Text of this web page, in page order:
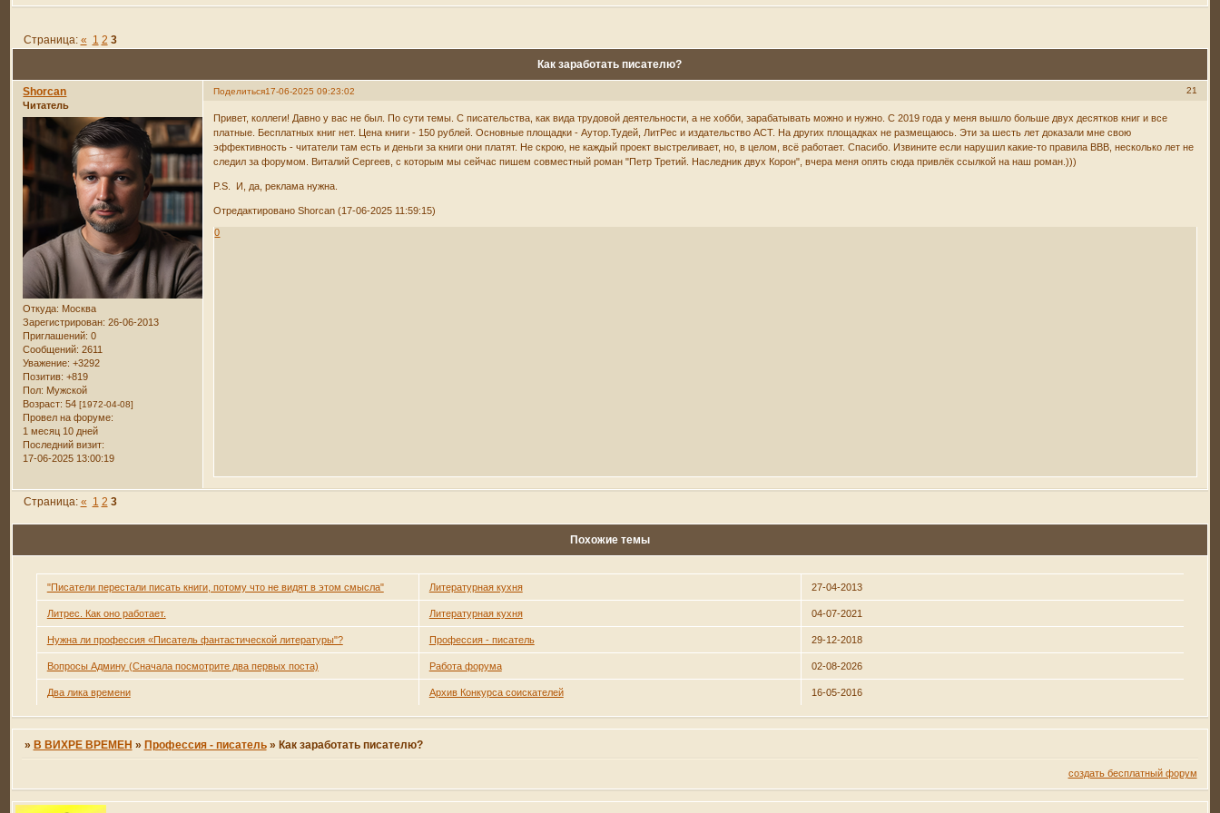
Как заработать писателю?
Страница: « 1 2 3
Поделиться 21
17-06-2025 09:23:02
Shorcan
Читатель
Откуда: Москва
Зарегистрирован: 26-06-2013
Приглашений: 0
Сообщений: 2611
Уважение: +3292
Позитив: +819
Пол: Мужской
Возраст: 54[1972-04-08]
Провел на форуме:
1 месяц 10 дней
Последний визит:
17-06-2025 13:00:19
Привет, коллеги! Давно у вас не был. По сути темы. С писательства, как вида трудовой деятельности, а не хобби, зарабатывать можно и нужно. С 2019 года у меня вышло больше двух десятков книг и все
платные. Бесплатных книг нет. Цена книги - 150 рублей. Основные площадки - Аутор.Тудей, ЛитРес и издательство АСТ. На других площадках не размещаюсь. Эти за шесть лет доказали мне свою
эффективность - читатели там есть и деньги за книги они платят. Не скрою, не каждый проект выстреливает, но, в целом, всё работает. Спасибо. Извините если нарушил какие-то правила ВВВ, несколько лет не
следил за форумом. Виталий Сергеев, с которым мы сейчас пишем совместный роман "Петр Третий. Наследник двух Корон", вчера меня опять сюда привлёк ссылкой на наш роман.)))
P.S. И, да, реклама нужна.
Отредактировано Shorcan (17-06-2025 11:59:15)
0
Страница: « 1 2 3
Похожие темы
"Писатели перестали писать книги, потому что не видят в этом смысла" Литературная кухня 27-04-2013
Литрес. Как оно работает. Литературная кухня 04-07-2021
Нужна ли профессия «Писатель фантастической литературы"? Профессия - писатель 29-12-2018
Вопросы Админу (Сначала посмотрите два первых поста) Работа форума 02-08-2026
Два лика времени Архив Конкурса соискателей 16-05-2016
» В ВИХРЕ ВРЕМЕН » Профессия - писатель » Как заработать писателю?
создать бесплатный форум